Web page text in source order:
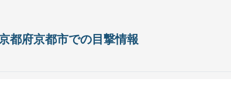
都府京都市での目撃情報